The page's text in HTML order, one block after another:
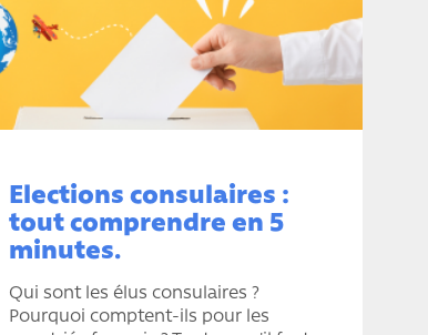
Elections consulaires :
tout comprendre en 5
minutes.
Qui sont les élus consulaires ?
Pourquoi comptent-ils pour les